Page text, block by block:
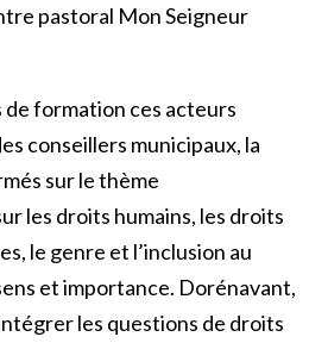
pastoral Mon Seigneur
formation ces acteurs
conseillers municipaux, la
sur le thème
les droits humains, les droits
le genre et l’inclusion au
et importance. Dorénavant,
les questions de droits